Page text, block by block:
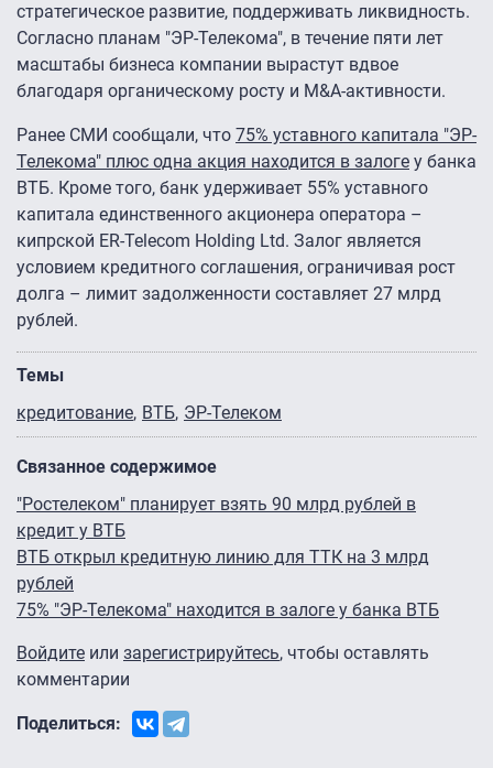
стратегическое развитие, поддерживать ликвидность.
Согласно планам "ЭР-Телекома", в течение пяти лет
масштабы бизнеса компании вырастут вдвое
благодаря органическому росту и M&A-активности.
Ранее СМИ сообщали, что 75% уставного капитала "ЭР-
Телекома" плюс одна акция находится в залоге у банка
ВТБ. Кроме того, банк удерживает 55% уставного
капитала единственного акционера оператора –
кипрской ER-Telecom Holding Ltd. Залог является
условием кредитного соглашения, ограничивая рост
долга – лимит задолженности составляет 27 млрд
рублей.
Темы
кредитование ВТБ ЭР-Телеком
Связанное содержимое
"Ростелеком" планирует взять 90 млрд рублей в
кредит у ВТБ
ВТБ открыл кредитную линию для ТТК на 3 млрд
рублей
75% "ЭР-Телекома" находится в залоге у банка ВТБ
Войдите или зарегистрируйтесь, чтобы оставлять
комментарии
Поделиться: